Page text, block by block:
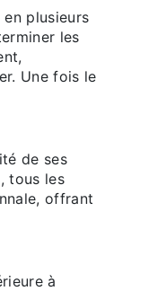
plusieurs
les
Une fois le
de ses
tous les
offrant
à